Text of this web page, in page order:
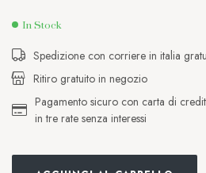
In Stock
Spedizione con corriere in italia
Ritiro gratuito in negozio
Pagamento sicuro con carta di
in tre rate senza interessi